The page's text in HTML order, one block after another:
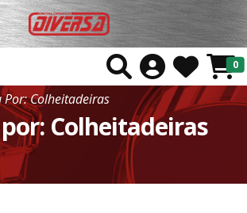
0
Por: Colheitadeiras
Colheitadeiras